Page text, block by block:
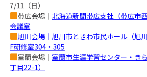
7/11 （日）
帯広会場｜ 北海道新聞帯広支社（帯広
会議室
旭川会場｜ 旭川市ときわ市民ホール（
F研修室304・305
室蘭会場｜ 室蘭市生涯学習センター・き
丁目22-1）